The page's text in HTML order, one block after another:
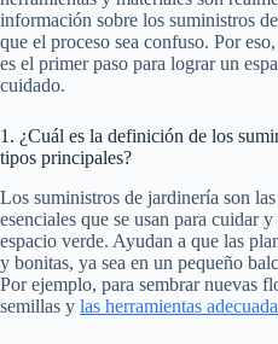
información sobre los suministros
que el proceso sea confuso. Por
es el primer paso para lograr un
cuidado.
1. ¿Cuál es la definición de los
tipos principales?
Los suministros de jardinería son
esenciales que se usan para cuidar
espacio verde. Ayudan a que las
y bonitas, ya sea en un pequeño
Por ejemplo, para sembrar nuevas
semillas y las herramientas